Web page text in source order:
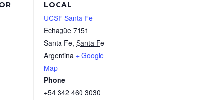
LOCAL
UCSF Santa Fe
Echagüe 7151
Santa Fe, Santa Fe
Argentina + Google
Map
Phone
+54 342 460 3030